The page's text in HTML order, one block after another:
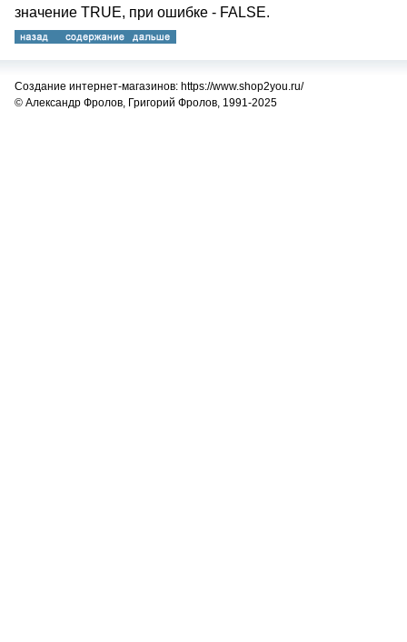
значение TRUE, при ошибке - FALSE.
Создание интернет-магазинов: https://www.shop2you.ru/
© Александр Фролов, Григорий Фролов, 1991-2025